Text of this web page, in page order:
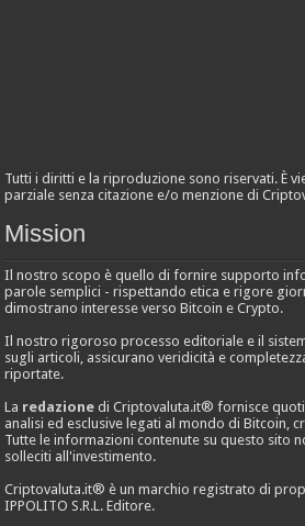
Tutti i diritti e la riproduzione sono riservati. È
parziale senza citazione e/o menzione di
Mission
Il nostro scopo è quello di fornire supporto
parole semplici - rispettando etica e rigore
dimostrano interesse verso Bitcoin e Crypto.
Il nostro rigoroso processo editoriale e il
sugli articoli, assicurano veridicità e
riportate.
La redazione di Criptovaluta.it® fornisce
analisi ed esclusive legati al mondo di Bitcoin,
Tutte le informazioni contenute su questo sito
solleciti all'investimento.
Criptovaluta.it® è un marchio registrato di
IPPOLITO S.R.L. Editore.